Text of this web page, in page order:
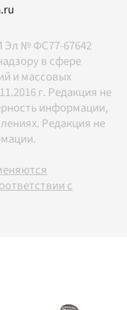
Эл № ФС77-67642
в сфере
и массовых
г. Редакция не
информации,
Редакция не
с